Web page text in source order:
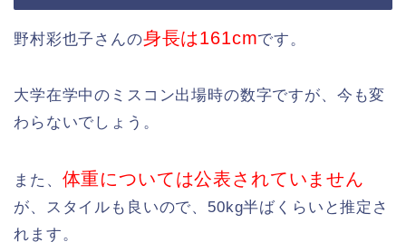
野村彩也子さんの身長は161cmです。
大学在学中のミスコン出場時の数字ですが、今も変
わらないでしょう。
また、 体重については公表されていません
が、スタイルも良いので、50kg半ばくらいと推定さ
れます。